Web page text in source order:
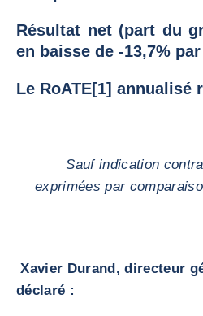
Résultat net (part du
en baisse de -13,7%
Le RoATE[1] annualisé
Sauf indication
exprimées par
Xavier Durand, directeur
déclaré :